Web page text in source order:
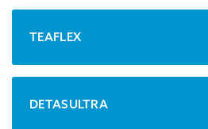
TEAFLEX
DETASULTRA